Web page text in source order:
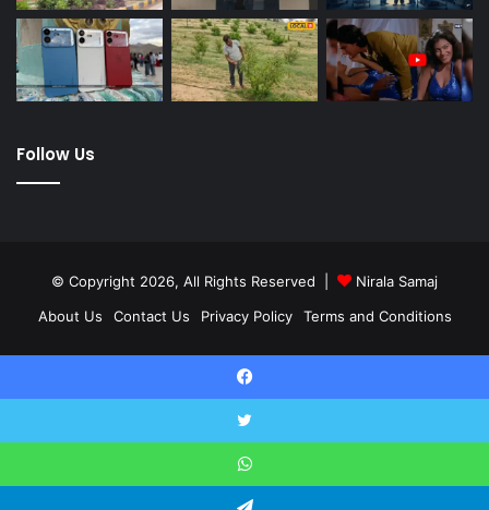
Follow Us
© Copyright 2026, All Rights Reserved |
Nirala Samaj
About Us
Contact Us Privacy Policy Terms and Conditions
Twitter
Facebook
Twitter
WhatsApp